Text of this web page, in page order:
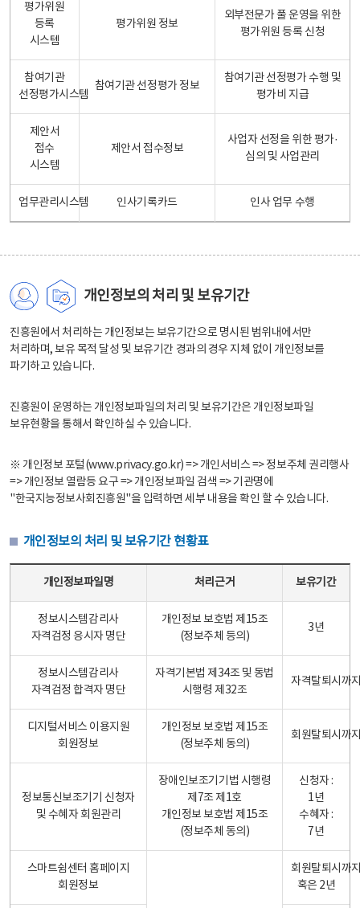
평가위원
등록
시스템
평가위원 정보
외부전문가 풀 운영을 위한
평가위원 등록 신청
참여기관
선정평가시스템
참여기관 선정평가 정보
참여기관 선정평가 수행 및
평가비 지급
제안서
접수
시스템
제안서 접수정보
사업자 선정을 위한 평가·
심의 및 사업관리
업무관리시스템 인사기록카드 인사 업무 수행
개인정보의 처리 및 보유기간
진흥원에서 처리하는 개인정보는 보유기간으로 명시된 범위내에서만
처리하며, 보유 목적 달성 및 보유기간 경과의 경우 지체 없이 개인정보를
파기하고 있습니다.
진흥원이 운영하는 개인정보파일의 처리 및 보유기간은 개인정보파일
보유현황을 통해서 확인하실 수 있습니다.
※ 개인정보 포털(www.privacy.go.kr) => 개인서비스 => 정보주체 권리행사
=> 개인정보 열람등 요구 => 개인정보파일 검색 => 기관명에
"한국지능정보사회진흥원"을 입력하면 세부 내용을 확인 할 수 있습니다.
개인정보의 처리 및 보유기간 현황표
개인정보파일명 처리근거 보유기간
정보시스템감리사
자격검정 응시자 명단
개인정보 보호법 제15조
(정보주체 등의)
3년
정보시스템감리사
자격검정 합격자 명단
자격기본법 제34조 및 동법
시행령 제32조
자격탈퇴시까
디지털서비스 이용지원
회원정보
개인정보 보호법 제15조
(정보주체 동의)
회원탈퇴시까
정보통신보조기기 신청자
및 수혜자 회원관리
장애인보조기기법 시행령
제7조 제1호
개인정보 보호법 제15조
(정보주체 동의)
신청자 :
1년
수혜자 :
7년
스마트쉼센터 홈페이지
회원정보
회원탈퇴시까
혹은 2년